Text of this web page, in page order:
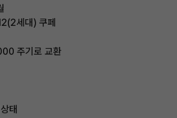
세대) 쿠페
주기로 교환
태